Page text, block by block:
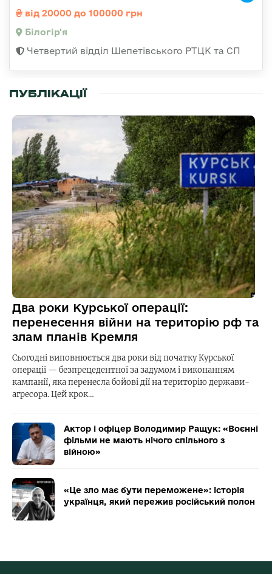
від 20000 до 100000 грн
Білогір'я
Четвертий відділ Шепетівського РТЦК та СП
ПУБЛІКАЦІЇ
Два роки Курської операції:
перенесення війни на територію рф та
злам планів Кремля
Сьогодні виповнюється два роки від початку Курської
операції — безпрецедентної за задумом і виконанням
кампанії, яка перенесла бойові дії на територію держави-
агресора. Цей крок…
Актор і офіцер Володимир Ращук: «Воєнні
фільми не мають нічого спільного з
війною»
«Це зло має бути переможене»: історія
українця, який пережив російський полон